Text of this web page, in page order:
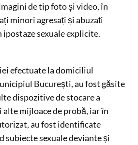
de tip foto și video, în
minori agresați și abuzați
ipostaze sexuale explicite.
efectuate la domiciliul
București, au fost găsite
dispozitive de stocare a
alte mijloace de probă, iar în
au fost identificate
subiecte sexuale deviante și